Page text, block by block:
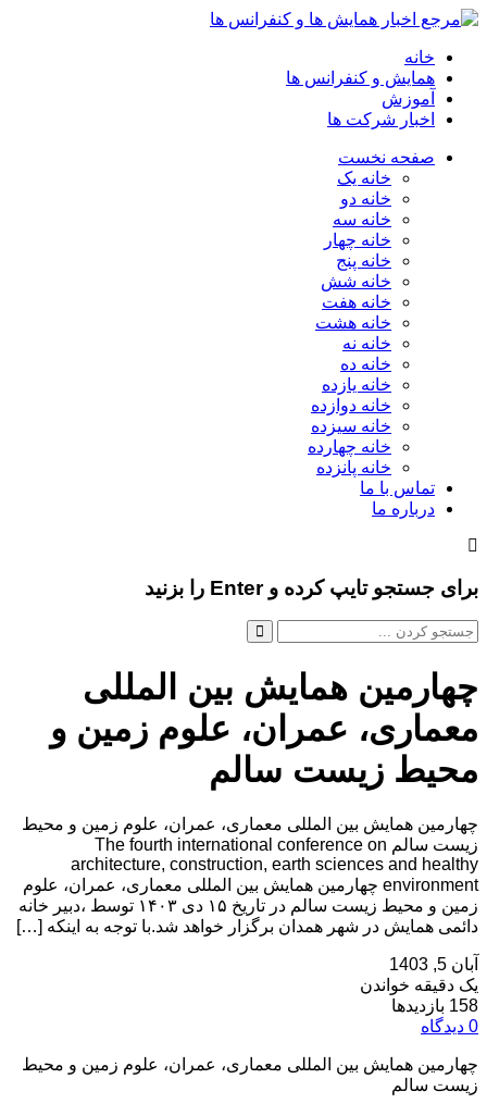
خانه
همایش و کنفرانس ها
آموزش
اخبار شرکت ها
صفحه نخست
خانه یک
خانه دو
خانه سه
خانه چهار
خانه پنج
خانه شش
خانه هفت
خانه هشت
خانه نه
خانه ده
خانه یازده
خانه دوازده
خانه سیزده
خانه چهارده
خانه پانزده
تماس با ما
درباره ما
برای جستجو تایپ کرده و Enter را بزنید
چهارمین همایش بین المللی
معماری، عمران، علوم زمین و
محیط زیست سالم
چهارمین همایش بین المللی معماری، عمران، علوم زمین و محیط
زیست سالم The fourth international conference on
architecture, construction, earth sciences and healthy
environment چهارمین همایش بین المللی معماری، عمران، علوم
زمین و محیط زیست سالم در تاریخ ۱۵ دی ۱۴۰۳ توسط ،دبیر خانه
دائمی همایش در شهر همدان برگزار خواهد شد.با توجه به اینکه […]
آبان 5, 1403
یک دقیقه خواندن
158 بازدیدها
0 دیدگاه
چهارمین همایش بین المللی معماری، عمران، علوم زمین و محیط
زیست سالم